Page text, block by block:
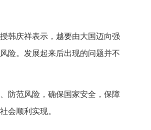
韩庆祥表示，越要由大国迈向强
险。发展起来后出现的问题并不
防范风险，确保国家安全，保障
会顺利实现。